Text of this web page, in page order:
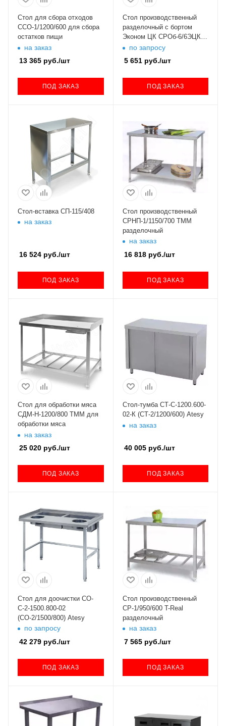
Стол для сбора отходов
ССО-1/1200/600 для сбора
остатков пищи
на заказ
13 365 руб./шт
ПОД ЗАКАЗ
Стол производственный
разделочный с бортом
Эконом ЦК СРОб-6/6ЭЦК
(+ сплошная полка ЦК
по запросу
5 651руб./шт
ПОД ЗАКАЗ
Стол-вставка СП-115/408
на заказ
16 524 руб./шт
ПОД ЗАКАЗ
Стол производственный
СРНП-1/1150/700 ТММ
разделочный
на заказ
16 818руб./шт
ПОД ЗАКАЗ
Стол для обработки мяса
СДМ-Н-1200/800 ТММ для
обработки мяса
на заказ
25 020 руб./шт
ПОД ЗАКАЗ
Стол-тумба СТ-С-1200.600-
02-К (СТ-2/1200/600) Atesy
на заказ
40 005руб./шт
ПОД ЗАКАЗ
Стол для доочистки СО-
С-2-1500.800-02
(СО-2/1500/800) Atesy
по запросу
42 279 руб./шт
ПОД ЗАКАЗ
Стол производственный
СР-1/950/600 T-Real
разделочный
на заказ
7 565руб./шт
ПОД ЗАКАЗ